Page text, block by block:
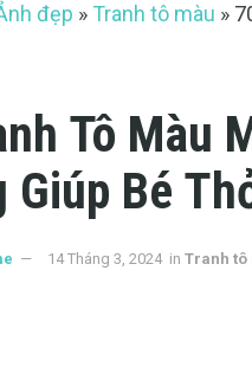
đẹp » Tranh tô màu »
Tô Màu
Giúp Bé
14 Tháng 3, 2024 in Tranh tô